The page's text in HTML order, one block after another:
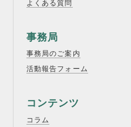
よくある質問
事務局
事務局のご案内
活動報告フォーム
コンテンツ
コラム